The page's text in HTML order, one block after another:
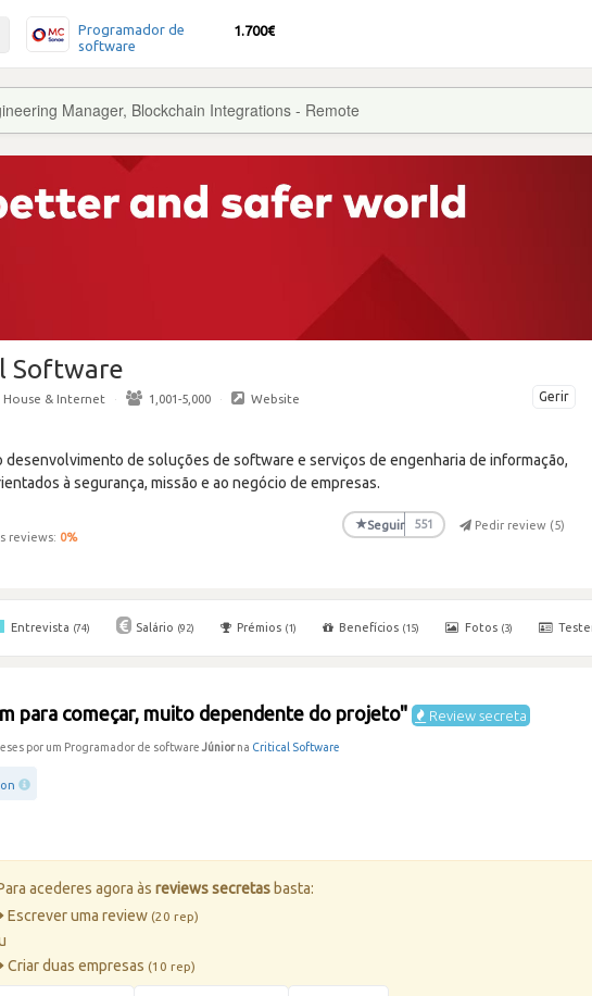
Programador de
software
1.700€
Manager, Blockchain Integrations - Remote
Software
Gerir
House & Internet · 1,001-5,000 · Website
de soluções de software e serviços de engenharia de informação,
à segurança, missão e ao negócio de empresas.
reviews: 0%
★Seguir 551 Pedir review (5)
Entrevista (74) Salário (92) Prémios (1) Benefícios (15) Fotos (3)
para começar, muito dependente do projeto" Review secreta
por um Programador de softwareJúniorna Critical Software
acederes agora àsreviews secretas basta:
Escrever uma review(20 rep)
Criar duas empresas(10 rep)